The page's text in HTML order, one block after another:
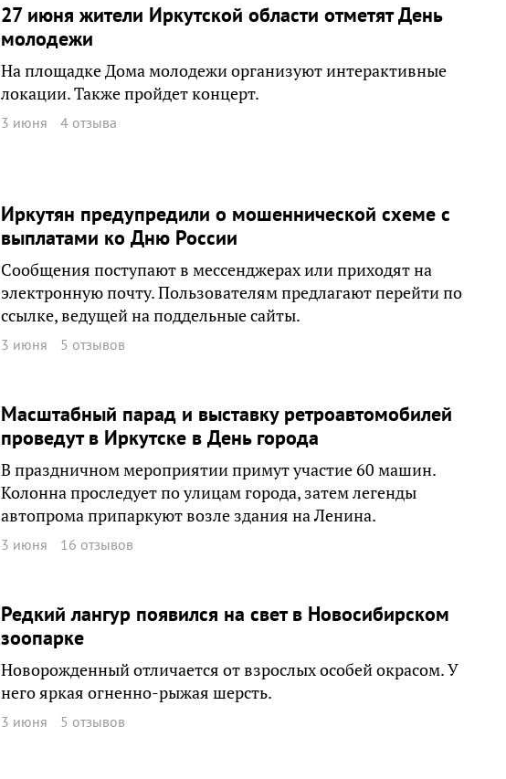
27 июня жители Иркутской области отметят День
молодежи
На площадке Дома молодежи организуют интерактивные
локации. Также пройдет концерт.
3 июня 4 отзыва
Иркутян предупредили о мошеннической схеме с
выплатами ко Дню России
Сообщения поступают в мессенджерах или приходят на
электронную почту. Пользователям предлагают перейти по
ссылке, ведущей на поддельные сайты.
3 июня 5 отзывов
Масштабный парад и выставку ретроавтомобилей
проведут в Иркутске в День города
В праздничном мероприятии примут участие 60 машин.
Колонна проследует по улицам города, затем легенды
автопрома припаркуют возле здания на Ленина.
3 июня 16 отзывов
Редкий лангур появился на свет в Новосибирском
зоопарке
Новорожденный отличается от взрослых особей окрасом. У
него яркая огненно-рыжая шерсть.
3 июня 5 отзывов